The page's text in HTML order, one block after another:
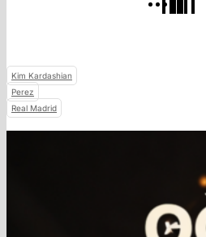
Kim Kardashian
Perez
Real Madrid